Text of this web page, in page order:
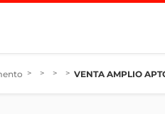
> > > > VENTA AMPLIO